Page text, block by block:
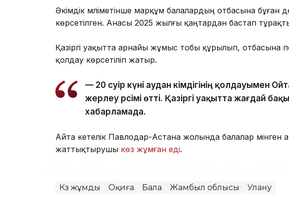
Әкімдік мәліметінше марқұм балалардың отбасына бұған
көрсетілген. Анасы 2025 жылғы қаңтардан бастап
Қазіргі уақытта арнайы жұмыс тобы құрылып, отбасына
қолдау көрсетіліп жатыр.
— 20 сәуір күні аудан әкімдігінің қолдауымен
жерлеу рәсімі өтті. Қазіргі уақытта жағдай
хабарламада.
Айта кетелік Павлодар-Астана жолында балалар мінген
жаттықтырушы көз жұмған еді.
Көз жұмды Оқиға Бала Жамбыл облысы Улану